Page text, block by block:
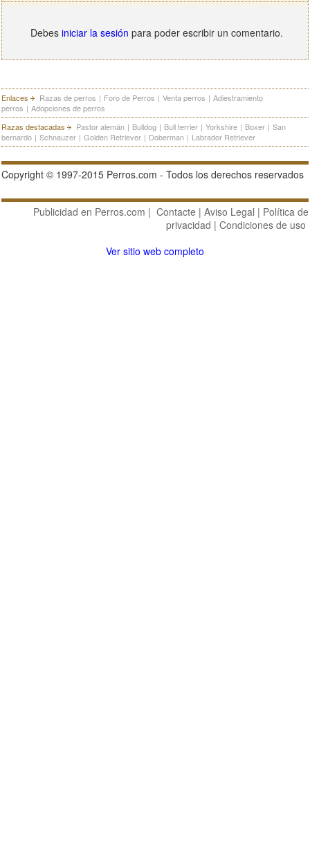
Debes iniciar la sesión para poder escribir un comentario.
Enlaces Razas de perros | Foro de Perros | Venta perros | Adiestramiento
perros | Adopciones de perros
Razas destacadas
Pastor alemán | Bulldog | Bull terrier | Yorkshire | Boxer | San
bernardo | Schnauzer | Golden Retriever | Doberman | Labrador Retriever
Copyright © 1997-2015 Perros.com - Todos los derechos reservados
Publicidad en Perros.com | Contacte | Aviso Legal | Política de
privacidad | Condiciones de uso
Ver sitio web completo